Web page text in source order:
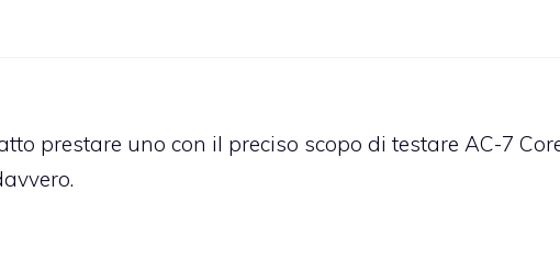
prestare uno con il preciso scopo di testare AC-7